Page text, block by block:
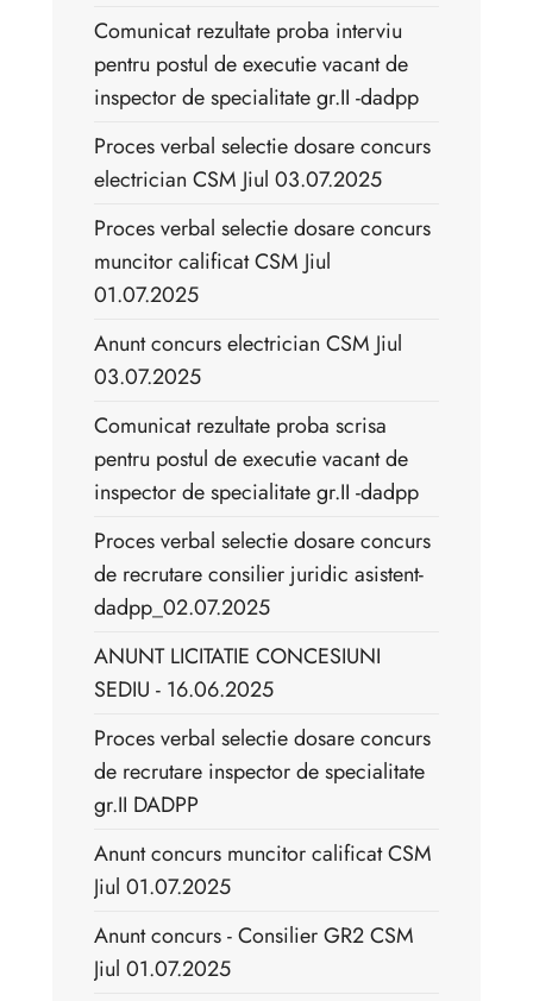
Comunicat rezultate proba interviu
pentru postul de executie vacant de
inspector de specialitate gr.II -dadpp
Proces verbal selectie dosare concurs
electrician CSM Jiul 03.07.2025
Proces verbal selectie dosare concurs
muncitor calificat CSM Jiul
01.07.2025
Anunt concurs electrician CSM Jiul
03.07.2025
Comunicat rezultate proba scrisa
pentru postul de executie vacant de
inspector de specialitate gr.II -dadpp
Proces verbal selectie dosare concurs
de recrutare consilier juridic asistent-
dadpp_02.07.2025
ANUNT LICITATIE CONCESIUNI
SEDIU - 16.06.2025
Proces verbal selectie dosare concurs
de recrutare inspector de specialitate
gr.II DADPP
Anunt concurs muncitor calificat CSM
Jiul 01.07.2025
Anunt concurs - Consilier GR2 CSM
Jiul 01.07.2025